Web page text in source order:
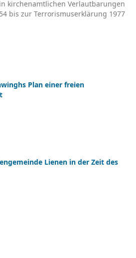
kirchenamtlichen Verlautbarungen
bis zur Terrorismuserklärung 1977
Plan einer freien
Lienen in der Zeit des